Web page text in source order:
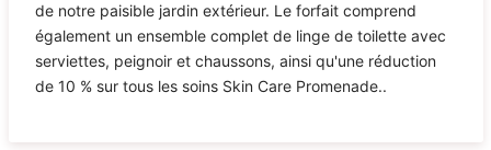
de notre paisible jardin extérieur. Le forfait comprend
également un ensemble complet de linge de toilette avec
serviettes, peignoir et chaussons, ainsi qu'une réduction
de 10 % sur tous les soins Skin Care Promenade..